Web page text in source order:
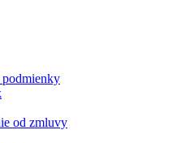
podmienky
od zmluvy